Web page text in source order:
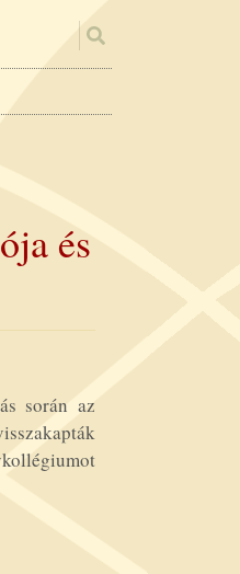
és
során az